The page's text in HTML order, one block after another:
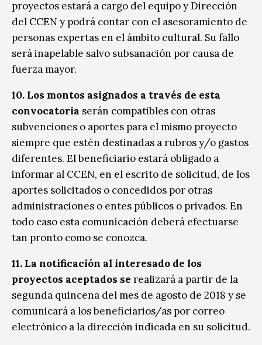
proyectos estará a cargo del equipo y Dirección
del CCEN y podrá contar con el asesoramiento de
personas expertas en el ámbito cultural. Su fallo
será inapelable salvo subsanación por causa de
fuerza mayor.
10. Los montos asignados a través de esta
convocatoria serán compatibles con otras
subvenciones o aportes para el mismo proyecto
siempre que estén destinadas a rubros y/o gastos
diferentes. El beneficiario estará obligado a
informar al CCEN, en el escrito de solicitud, de los
aportes solicitados o concedidos por otras
administraciones o entes públicos o privados. En
todo caso esta comunicación deberá efectuarse
tan pronto como se conozca.
11. La notificación al interesado de los
proyectos aceptados se realizará a partir de la
segunda quincena del mes de agosto de 2018 y se
comunicará a los beneficiarios/as por correo
electrónico a la dirección indicada en su solicitud.